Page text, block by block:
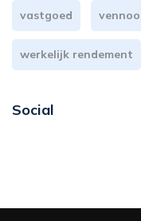
vastgoed
werkelijk rendement
Social